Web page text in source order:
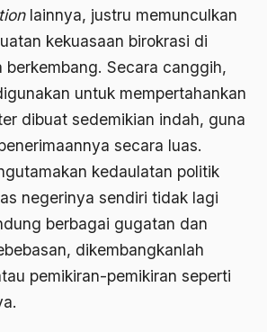
lainnya, justru memunculkan
kekuasaan birokrasi di
berkembang. Secara canggih,
untuk mempertahankan
dibuat sedemikian indah, guna
secara luas.
kedaulatan politik
negerinya sendiri tidak lagi
berbagai gugatan dan
dikembangkanlah
pemikiran-pemikiran seperti